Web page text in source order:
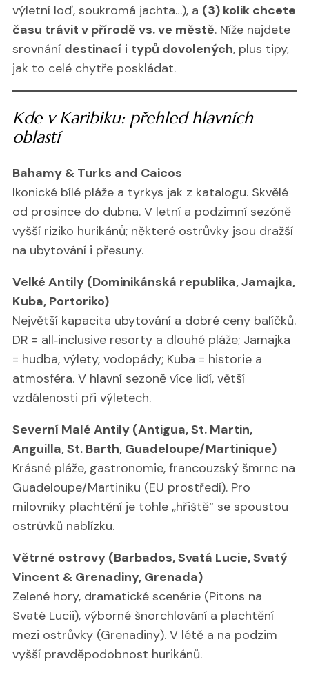
výletní loď, soukromá jachta…), a (3) kolik chcete
času trávit v přírodě vs. ve městě. Níže najdete
srovnání destinací i typů dovolených, plus tipy,
jak to celé chytře poskládat.
Kde v Karibiku: přehled hlavních
oblastí
Bahamy & Turks and Caicos
Ikonické bílé pláže a tyrkys jak z katalogu. Skvělé
od prosince do dubna. V letní a podzimní sezóně
vyšší riziko hurikánů; některé ostrůvky jsou dražší
na ubytování i přesuny.
Velké Antily (Dominikánská republika, Jamajka,
Kuba, Portoriko)
Největší kapacita ubytování a dobré ceny balíčků.
DR = all‑inclusive resorty a dlouhé pláže; Jamajka
= hudba, výlety, vodopády; Kuba = historie a
atmosféra. V hlavní sezoně více lidí, větší
vzdálenosti při výletech.
Severní Malé Antily (Antigua, St. Martin,
Anguilla, St. Barth, Guadeloupe/Martinique)
Krásné pláže, gastronomie, francouzský šmrnc na
Guadeloupe/Martiniku (EU prostředí). Pro
milovníky plachtění je tohle „hřiště“ se spoustou
ostrůvků nablízku.
Větrné ostrovy (Barbados, Svatá Lucie, Svatý
Vincent & Grenadiny, Grenada)
Zelené hory, dramatické scenérie (Pitons na
Svaté Lucii), výborné šnorchlování a plachtění
mezi ostrůvky (Grenadiny). V létě a na podzim
vyšší pravděpodobnost hurikánů.